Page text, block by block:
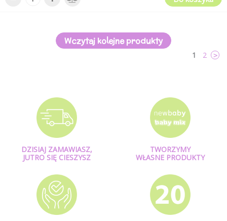
Wczytaj kolejne produkty
1 2 >
DZISIAJ ZAMAWIASZ,
JUTRO SIĘ CIESZYSZ
TWORZYMY
WŁASNE PRODUKTY